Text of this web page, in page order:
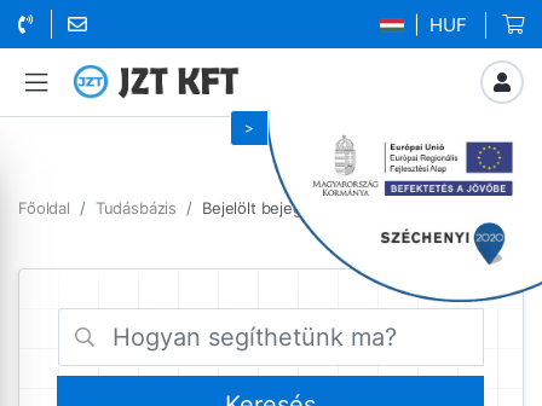
| HUF
Főoldal Tudásbázis Bejelölt bejegyzések dijazas